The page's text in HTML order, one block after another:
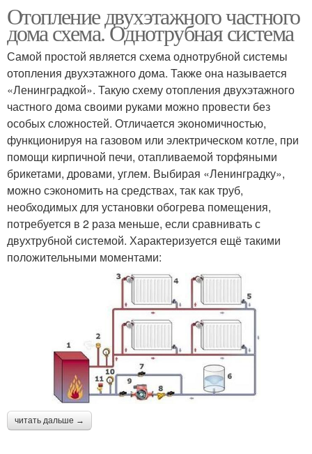
Отопление двухэтажного частного
дома схема. Однотрубная система
Самой простой является схема однотрубной системы
отопления двухэтажного дома. Также она называется
«Ленинградкой». Такую схему отопления двухэтажного
частного дома своими руками можно провести без
особых сложностей. Отличается экономичностью,
функционируя на газовом или электрическом котле, при
помощи кирпичной печи, отапливаемой торфяными
брикетами, дровами, углем. Выбирая «Ленинградку»,
можно сэкономить на средствах, так как труб,
необходимых для установки обогрева помещения,
потребуется в 2 раза меньше, если сравнивать с
двухтрубной системой. Характеризуется ещё такими
положительными моментами:
читать дальше →